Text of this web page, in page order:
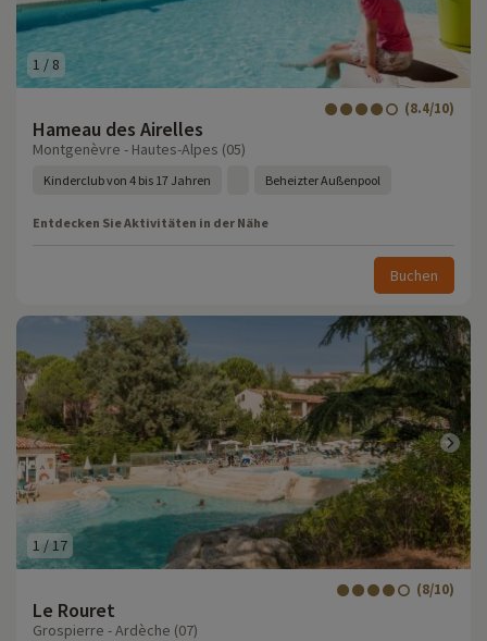
1 / 8
Hameau des Airelles
(8.4/10)
Montgenèvre - Hautes-Alpes (05)
Kinderclub von 4 bis 17 Jahren Beheizter Außenpool
Entdecken Sie Aktivitäten in der Nähe
Buchen
1 /17
Le Rouret
(8/10)
Grospierre - Ardèche (07)